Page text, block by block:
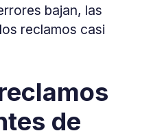
bajan, las
reclamos casi
de